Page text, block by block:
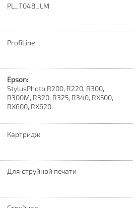
PL_T048_LM
ProfiLine
Epson:
StylusPhoto R200, R220, R300,
R300M, R320, R325, R340, RX500,
RX600, RX620.
Картридж
Для струйной печати